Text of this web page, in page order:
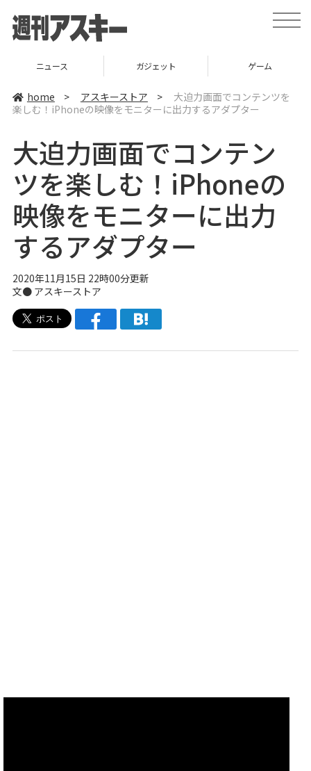
t
o
v
ガジェット ゲーム グルメ
home > アスキーストア >
大迫力画面でコンテンツを
楽しむ！iPhoneの映像をモニターに出力するアダプター
大迫力画面でコンテン
ツを楽しむ！iPhoneの
映像をモニターに出力
するアダプター
2020年11月15日 22時00分更新
文● アスキーストア